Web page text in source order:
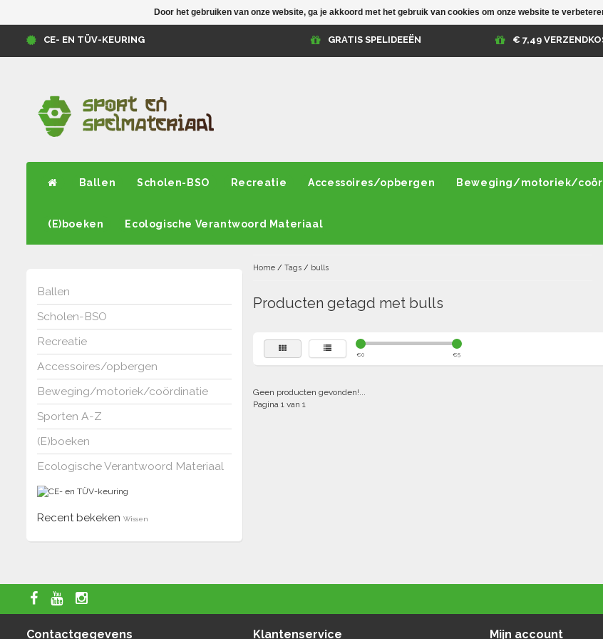
CE- EN TÜV-KEURING GRATIS SPELIDEEËN € 7,49
Ballen Scholen-BSO Recreatie Accessoires/opbergen Beweging/motoriek/
(E)boeken Ecologische Verantwoord Materiaal
Ballen
Scholen-BSO
Recreatie
Accessoires/opbergen
Beweging/motoriek/coördinatie
Sporten A-Z
(E)boeken
Ecologische Verantwoord Materiaal
Recent bekeken Wissen
Home/ Tags/ bulls
Producten getagd met bulls
€0 €5
Geen producten gevonden!...
Pagina 1 van 1
Contactgegevens Klantenservice Mijn account
Door het gebruiken van onze website, ga je akkoord met het gebruik van cookies om onze website te